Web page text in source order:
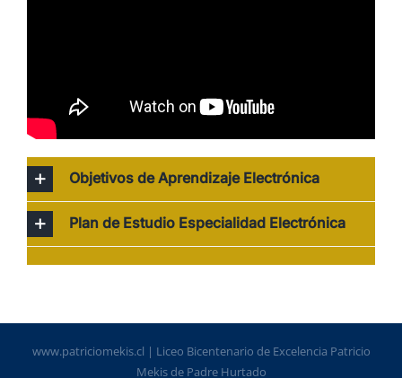
Objetivos de Aprendizaje Electrónica
Plan de Estudio Especialidad Electrónica
www.patriciomekis.cl | Liceo Bicentenario de Excelencia Patricio
Mekis de Padre Hurtado